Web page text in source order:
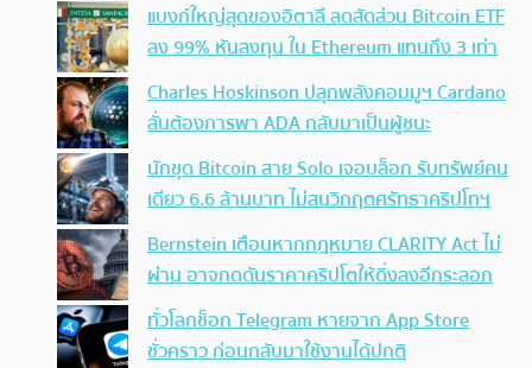
แบงก์ใหญ่สุดของอิตาลี ลดสัดส่วน Bitcoin ETF
ลง 99% หันลงทุน ใน Ethereum แทนถึง 3 เท่า
Charles Hoskinson ปลุกพลังคอมมูฯ Cardano
ลั่นต้องการพา ADA กลับมาเป็นผู้ชนะ
นักขุด Bitcoin สาย Solo เจอบล็อก รับทรัพย์คน
เดียว 6.6 ล้านบาท ไม่สนวิกฤตศรัทธาคริปโทฯ
Bernstein เตือนหากกฎหมาย CLARITY Act ไม่
ผ่าน อาจกดดันราคาคริปโตให้ดิ่งลงอีกระลอก
ทั่วโลกช็อก Telegram หายจาก App Store
ชั่วคราว ก่อนกลับมาใช้งานได้ปกติ